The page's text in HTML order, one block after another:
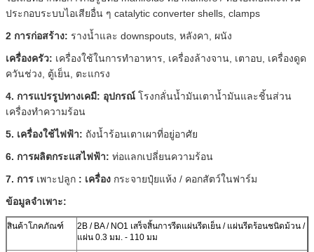
ประกอบระบบไอเสียอื่น ๆ catalytic converter shells, clamps
2 การก่อสร้าง: รางน้ำและ downspouts, หลังคา, ผนัง
เครื่องครัว: เครื่องใช้ในการทำอาหาร, เครื่องล้างจาน, เตาอบ, เครื่องดูด
ควันช่วง, ตู้เย็น, ตะแกรง
4. การแปรรูปทางเคมี: อุปกรณ์ โรงกลั่นน้ำมันเตาน้ำมันและชิ้นส่วน
เครื่องทำความร้อน
5. เครื่องใช้ไฟฟ้า: ถังน้ำร้อนเตาเผาที่อยู่อาศัย
6. การผลิตกระแสไฟฟ้า: ท่อแลกเปลี่ยนความร้อน
7. การ เพาะปลูก : เครื่อง กระจายปุ๋ยแห้ง / คอกสัตว์ในฟาร์ม
ข้อมูลจำเพาะ:
สินค้าโภคภัณฑ์
2B / BA / NO1 เสร็จสิ้นการรีดแผ่นรีดเย็น / แผ่นรีดร้อนชนิดม้วน /
แผ่น 0.3 มม. - 110 มม